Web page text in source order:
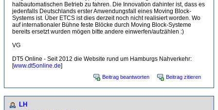
halbautomatischen Betrieb zu fahren. Die Innovation dahinter ist, dass es
jedenfalls Deutschlands erster Anwendungsfall eines Moving Block-
Systems ist. Über ETCS ist dies derzeit noch nicht realisiert worden. Wo
auf internationaler Bühne feste Blöcke durch Moving Block-Systeme
bereits ersetzt wurden mögen bitte andere einwerfen/aufzählen :)
VG
DT5 Online - Seit 2012 die Website rund um Hamburgs Nahverkehr:
[www.dt5online.de]
Beitrag beantworten Beitrag zitieren
LH